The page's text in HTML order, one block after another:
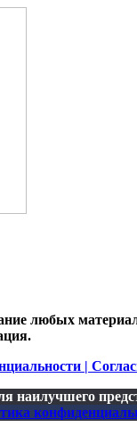
любых
|
наилучшего